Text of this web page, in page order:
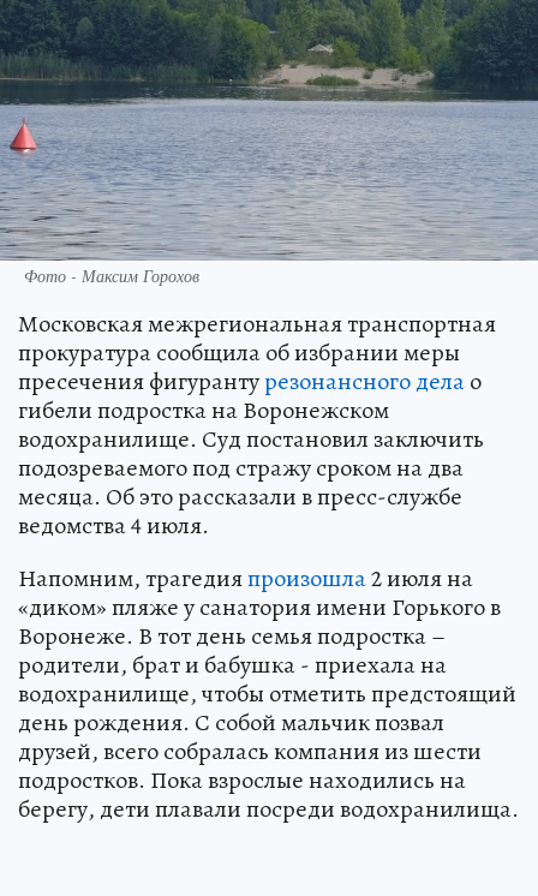
Фото - Максим Горохов
Московская межрегиональная транспортная
прокуратура сообщила об избрании меры
пресечения фигурантурезонансного делао
гибели подростка на Воронежском
водохранилище. Суд постановил заключить
подозреваемого под стражу сроком на два
месяца. Об это рассказали в пресс-службе
ведомства 4 июля.
Напомним, трагедияпроизошла2 июля на
«диком» пляже у санатория имени Горького в
Воронеже. В тот день семья подростка –
родители, брат и бабушка - приехала на
водохранилище, чтобы отметить предстоящий
день рождения. С собой мальчик позвал
друзей, всего собралась компания из шести
подростков. Пока взрослые находились на
берегу, дети плавали посреди водохранилища.